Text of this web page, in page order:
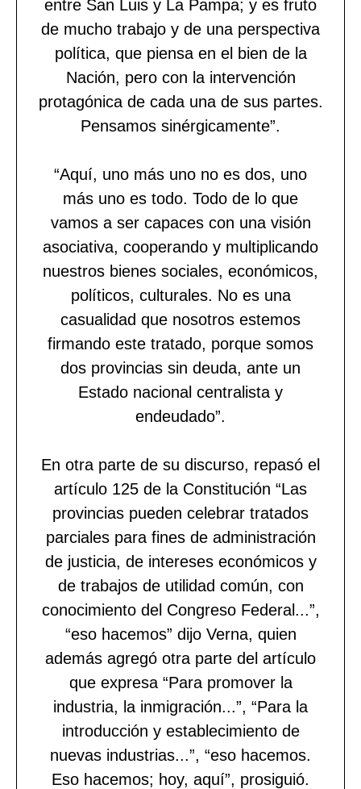
entre San Luis y La Pampa; y es fruto
de mucho trabajo y de una perspectiva
política, que piensa en el bien de la
Nación, pero con la intervención
protagónica de cada una de sus partes.
Pensamos sinérgicamente”.
“Aquí, uno más uno no es dos, uno
más uno es todo. Todo de lo que
vamos a ser capaces con una visión
asociativa, cooperando y multiplicando
nuestros bienes sociales, económicos,
políticos, culturales. No es una
casualidad que nosotros estemos
firmando este tratado, porque somos
dos provincias sin deuda, ante un
Estado nacional centralista y
endeudado”.
En otra parte de su discurso, repasó el
artículo 125 de la Constitución “Las
provincias pueden celebrar tratados
parciales para fines de administración
de justicia, de intereses económicos y
de trabajos de utilidad común, con
conocimiento del Congreso Federal...”,
“eso hacemos” dijo Verna, quien
además agregó otra parte del artículo
que expresa “Para promover la
industria, la inmigración...”, “Para la
introducción y establecimiento de
nuevas industrias...”, “eso hacemos.
Eso hacemos; hoy, aquí”, prosiguió.